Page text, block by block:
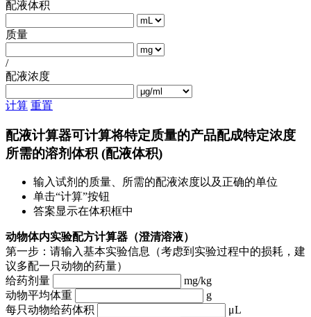
配液体积
质量
/
配液浓度
计算 重置
配液计算器可计算将特定质量的产品配成特定浓度
所需的溶剂体积 (配液体积)
输入试剂的质量、所需的配液浓度以及正确的单位
单击“计算”按钮
答案显示在体积框中
动物体内实验配方计算器（澄清溶液）
第一步：请输入基本实验信息（考虑到实验过程中的损耗，建
议多配一只动物的药量）
给药剂量
mg/kg
动物平均体重
g
每只动物给药体积
μL